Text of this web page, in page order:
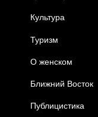
Культура
Туризм
О женском
Ближний Восток
Публицистика